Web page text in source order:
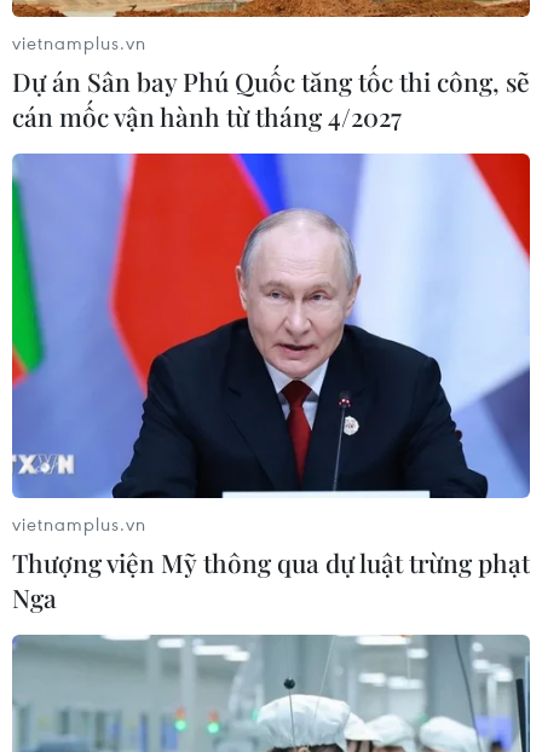
Tổng thống Pháp thừa nhận các cuộc
không kích không mang lại kết quả
17/04/2018 14:29
Tổng thống Pháp thừa nhận các cuộc không kích của
Mỹ-Anh-Pháp cuối tuần qua nhằm vào Syria "không giải
quyết vấn đề gì," song nhấn mạnh 3 nước buộc phải
thực hiện bước đi này.
vietnamplus.vn
Dự án Sân bay Phú Quốc tăng tốc thi công, sẽ
cán mốc vận hành từ tháng 4/2027
vietnamplus.vn
Thượng viện Mỹ thông qua dự luật trừng phạt
Nga